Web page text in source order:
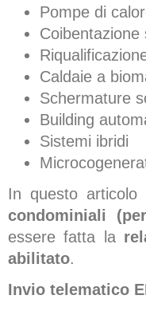
Pompe di
Coibentazione
Caldaie a
Schermature
Building
Sistemi ibridi
In questo
condominiali
essere fatta la
abilitato.
Invio telematico